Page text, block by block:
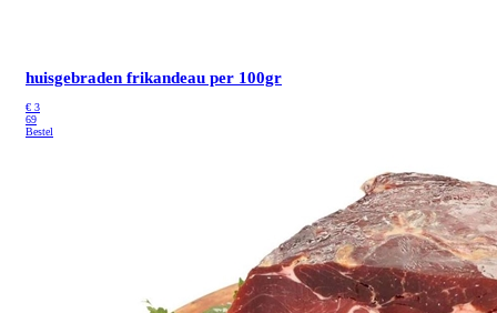
huisgebraden frikandeau per 100gr
€ 3
69
Bestel